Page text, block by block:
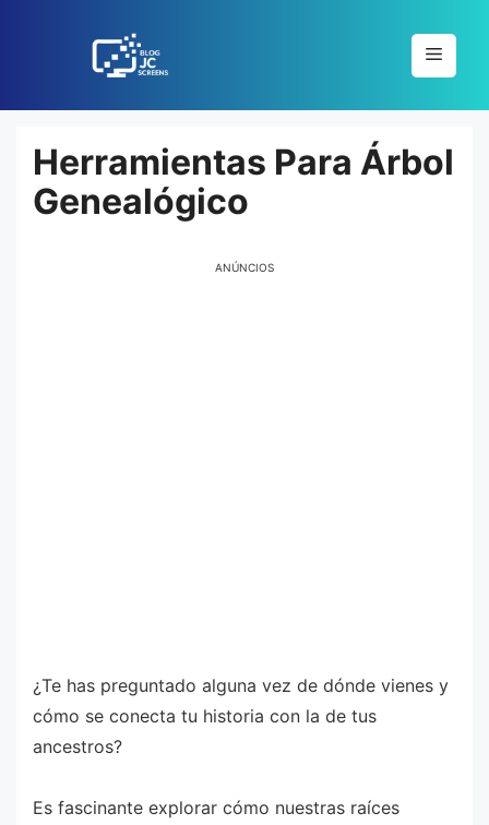
Menu
Herramientas Para Árbol
Genealógico
ANÚNCIOS
¿Te has preguntado alguna vez de dónde vienes y
cómo se conecta tu historia con la de tus
ancestros?
Es fascinante explorar cómo nuestras raíces